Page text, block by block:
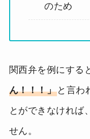
のため
関西弁を例にする
ん！！！」 と言わ
とができなければ
せん。